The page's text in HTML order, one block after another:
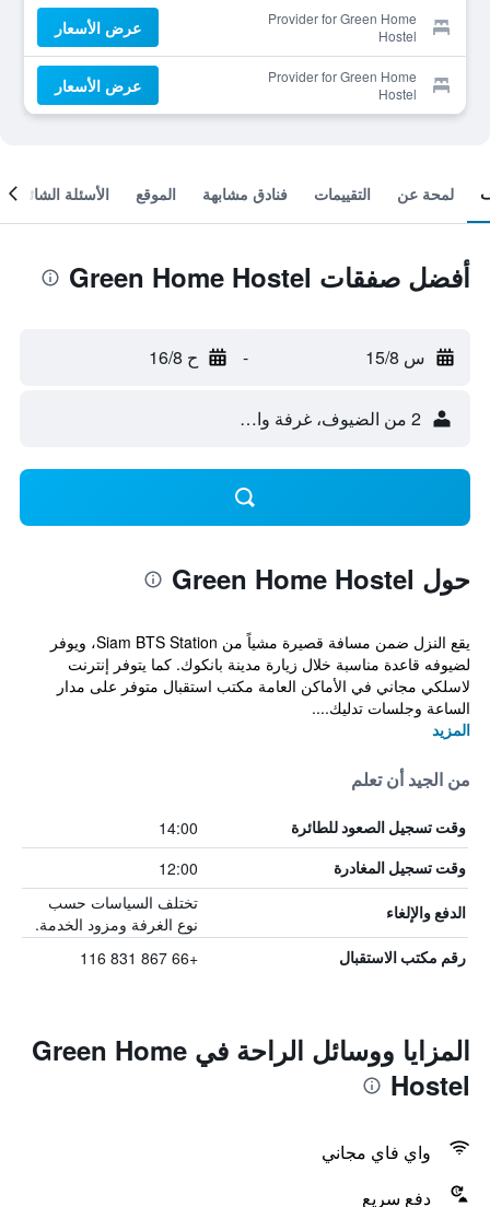
Provider for Green Home
Hostel
عرض الأسعار
Provider for Green Home
Hostel
عرض الأسعار
لمحة عن التقييمات فنادق مشابهة الموقع الأسئلة الشائعة
أفضل صفقات Green Home Hostel
س 15/8 - ح 16/8
2 من الضيوف، غرفة واحدة
حول Green Home Hostel
يقع النزل ضمن مسافة قصيرة مشياً من Siam BTS Station، ويوفر
لضيوفه قاعدة مناسبة خلال زيارة مدينة بانكوك. كما يتوفر إنترنت
لاسلكي مجاني في الأماكن العامة مكتب استقبال متوفر على مدار
الساعة وجلسات تدليك....
المزيد
من الجيد أن تعلم
وقت تسجيل الصعود للطائرة 14:00
وقت تسجيل المغادرة 12:00
الدفع والإلغاء
تختلف السياسات حسب
نوع الغرفة ومزود الخدمة.
رقم مكتب الاستقبال +66 867 831 116
المزايا ووسائل الراحة في Green Home
Hostel
واي فاي مجاني
دفع سريع